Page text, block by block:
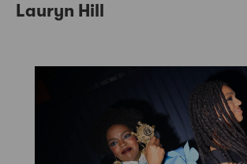
Lauryn Hill